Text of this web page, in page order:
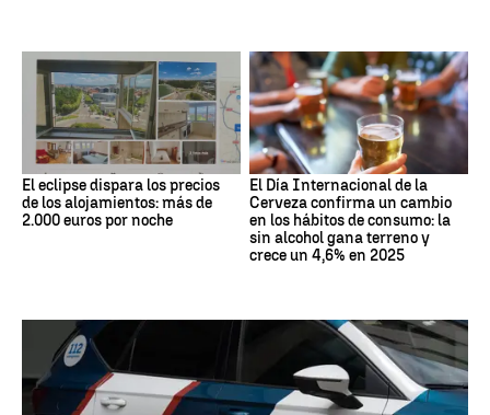
El eclipse dispara los precios
de los alojamientos: más de
2.000 euros por noche
El Día Internacional de la
Cerveza confirma un cambio
en los hábitos de consumo: la
sin alcohol gana terreno y
crece un 4,6% en 2025